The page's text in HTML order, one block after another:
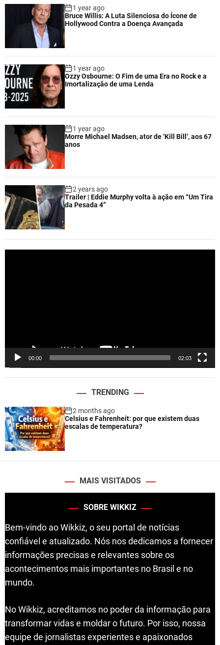
1 year ago
Bruce Willis: A Luta Silenciosa do Ícone de
Hollywood Contra a Doença Avançada
1 year ago
Ozzy Osbourne: O Fim de uma Era no Rock e a
Imortalização de uma Lenda
1 year ago
Morre Michael Madsen, ator de ‘Kill Bill’, aos 67
anos
2 years ago
Trailer | Eddie Murphy volta à ação em “Um Tira
da Pesada 4”
00:00 02:03
TRENDING
2 months ago
Celsius e Fahrenheit: por que existem duas
escalas de temperatura?
MAIS VISITADOS
SOBRE WIKKIZ
Bem-vindo ao Wikkiz, o seu portal de notícias
confiável e atualizado. Nós nos dedicamos a fornecer
informações precisas e relevantes sobre os
acontecimentos mais importantes no Brasil e no
mundo.
No Wikkiz, acreditamos no poder da informação para
transformar vidas e moldar o futuro. Por isso, nossa
equipe de jornalistas experientes e apaixonados